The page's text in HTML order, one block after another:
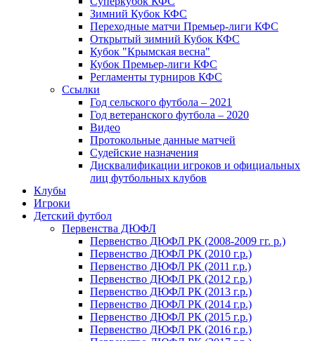
Зимний Кубок КФС
Переходные матчи Премьер-лиги КФС
Открытый зимний Кубок КФС
Кубок "Крымская весна"
Кубок Премьер-лиги КФС
Регламенты турниров КФС
Ссылки
Год сельского футбола – 2021
Год ветеранского футбола – 2020
Видео
Протокольные данные матчей
Судейские назначения
Дисквалификации игроков и официальных
лиц футбольных клубов
Клубы
Игроки
Детский футбол
Первенства ДЮФЛ
Первенство ДЮФЛ РК (2008-2009 гг. р.)
Первенство ДЮФЛ РК (2010 г.р.)
Первенство ДЮФЛ РК (2011 г.р.)
Первенство ДЮФЛ РК (2012 г.р.)
Первенство ДЮФЛ РК (2013 г.р.)
Первенство ДЮФЛ РК (2014 г.р.)
Первенство ДЮФЛ РК (2015 г.р.)
Первенство ДЮФЛ РК (2016 г.р.)